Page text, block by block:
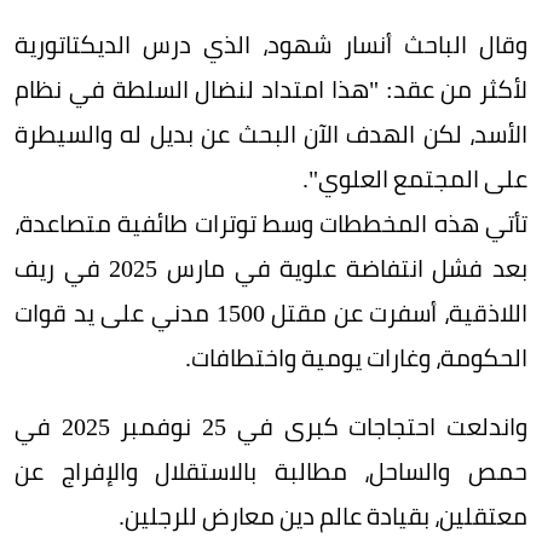
وقال الباحث أنسار شهود، الذي درس الديكتاتورية
لأكثر من عقد: "هذا امتداد لنضال السلطة في نظام
الأسد، لكن الهدف الآن البحث عن بديل له والسيطرة
على المجتمع العلوي".
تأتي هذه المخططات وسط توترات طائفية متصاعدة،
بعد فشل انتفاضة علوية في مارس 2025 في ريف
اللاذقية، أسفرت عن مقتل 1500 مدني على يد قوات
الحكومة، وغارات يومية واختطافات.
واندلعت احتجاجات كبرى في 25 نوفمبر 2025 في
حمص والساحل، مطالبة بالاستقلال والإفراج عن
معتقلين، بقيادة عالم دين معارض للرجلين.